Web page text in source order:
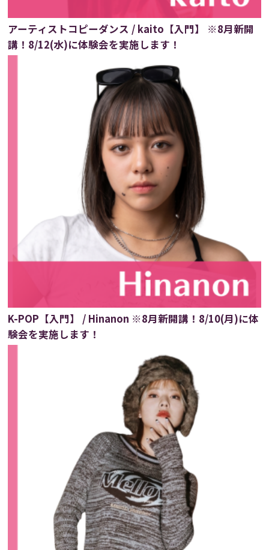
アーティストコピーダンス / kaito【入門】 ※8月新開
講！8/12(水)に体験会を実施します！
K-POP【入門】 / Hinanon ※8月新開講！8/10(月)に体
験会を実施します！